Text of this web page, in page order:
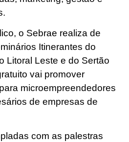
o Sebrae realiza de
Itinerantes do
Litoral Leste e do Sertão
vai promover
microempreendedores
de empresas de
com as palestras